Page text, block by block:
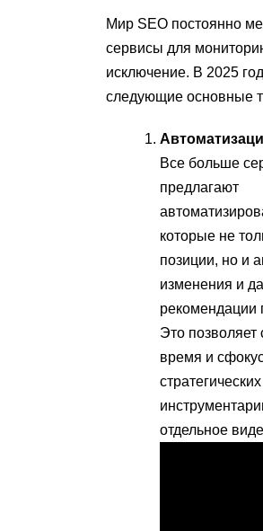
Мир SEO постоянно
сервисы для
исключение. В 2025
следующие основные
Все больше
предлагают
которые не
позиции, но и
изменения и
рекомендации
Это позволяет
время и
отдельное